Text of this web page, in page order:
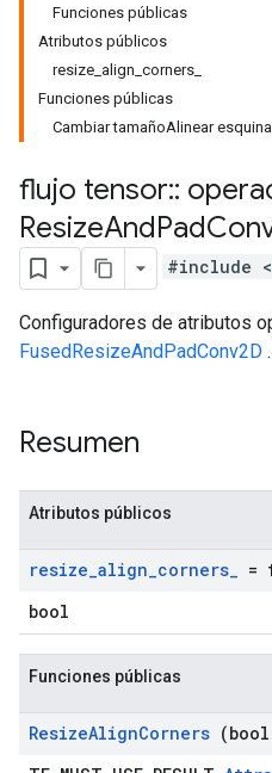
Funciones públicas
Atributos públicos
resize_align_corners_
Funciones públicas
Cambiar tamañoAlinear
flujo tensor::
ResizeAndPad
#include
Configuradores de atributos
FusedResizeAndPadConv2D .
Resumen
Atributos públicos
resize_align_corners_ =
bool
Funciones públicas
ResizeAlignCorners